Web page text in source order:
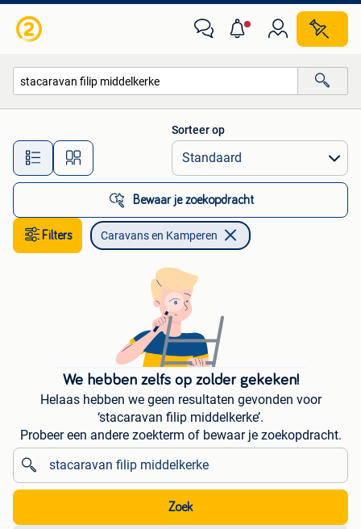
Alle afstanden…
Sorteer op
Bewaar je zoekopdracht
Filters Caravans en Kamperen
We hebben zelfs op zolder gekeken!
Helaas hebben we geen resultaten gevonden voor
‘stacaravan filip middelkerke’.
Probeer een andere zoekterm of bewaar je zoekopdracht.
Zoek